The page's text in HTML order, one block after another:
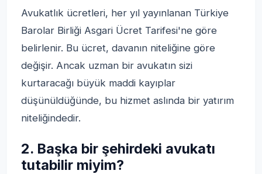
Avukatlık ücretleri, her yıl yayınlanan Türkiye
Barolar Birliği Asgari Ücret Tarifesi'ne göre
belirlenir. Bu ücret, davanın niteliğine göre
değişir. Ancak uzman bir avukatın sizi
kurtaracağı büyük maddi kayıplar
düşünüldüğünde, bu hizmet aslında bir yatırım
niteliğindedir.
2. Başka bir şehirdeki avukatı
tutabilir miyim?